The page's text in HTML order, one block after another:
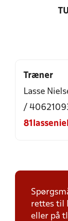
Træner
Lasse
/
rettes til
eller på